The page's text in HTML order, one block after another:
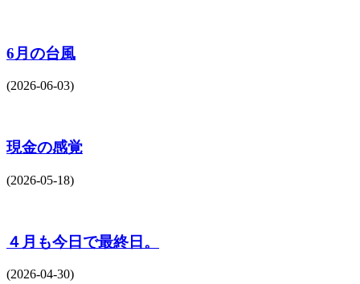
6月の台風
(2026-06-03)
現金の感覚
(2026-05-18)
４月も今日で最終日。
(2026-04-30)